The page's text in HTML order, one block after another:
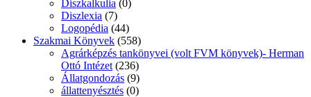
Diszkalkulia (0)
Diszlexia (7)
Logopédia (44)
Szakmai Könyvek (558)
Agrárképzés tankönyvei (volt FVM könyvek)- Herman
Ottó Intézet (236)
Állatgondozás (9)
állattenyésztés (0)